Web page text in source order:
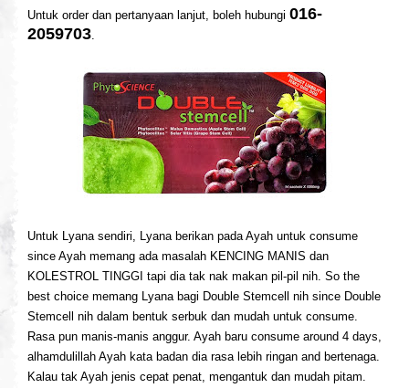
Untuk order dan pertanyaan lanjut, boleh hubungi 016-
2059703
Untuk Lyana sendiri, Lyana berikan pada Ayah untuk consume
since Ayah memang ada masalah KENCING MANIS dan
KOLESTROL TINGGI tapi dia tak nak makan pil-pil nih. So the
best choice memang Lyana bagi Double Stemcell nih since Double
Stemcell nih dalam bentuk serbuk dan mudah untuk consume.
Rasa pun manis-manis anggur. Ayah baru consume around 4 days,
alhamdulillah Ayah kata badan dia rasa lebih ringan and bertenaga.
Kalau tak Ayah jenis cepat penat, mengantuk dan mudah pitam.